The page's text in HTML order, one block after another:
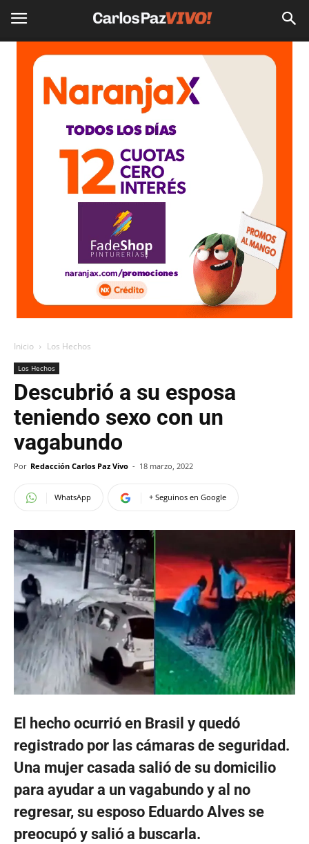
Inicio Los Hechos
Los Hechos
Descubrió a su esposa
teniendo sexo con un
vagabundo
Por Redacción Carlos Paz Vivo - 18 marzo, 2022
WhatsApp + Seguinos en Google
El hecho ocurrió en Brasil y quedó
registrado por las cámaras de seguridad.
Una mujer casada salió de su domicilio
para ayudar a un vagabundo y al no
regresar, su esposo Eduardo Alves se
preocupó y salió a buscarla.